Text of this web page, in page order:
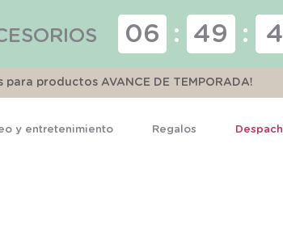
06 : 49 :
para productos AVANCE DE TEMPORADA!
y entretenimiento Regalos